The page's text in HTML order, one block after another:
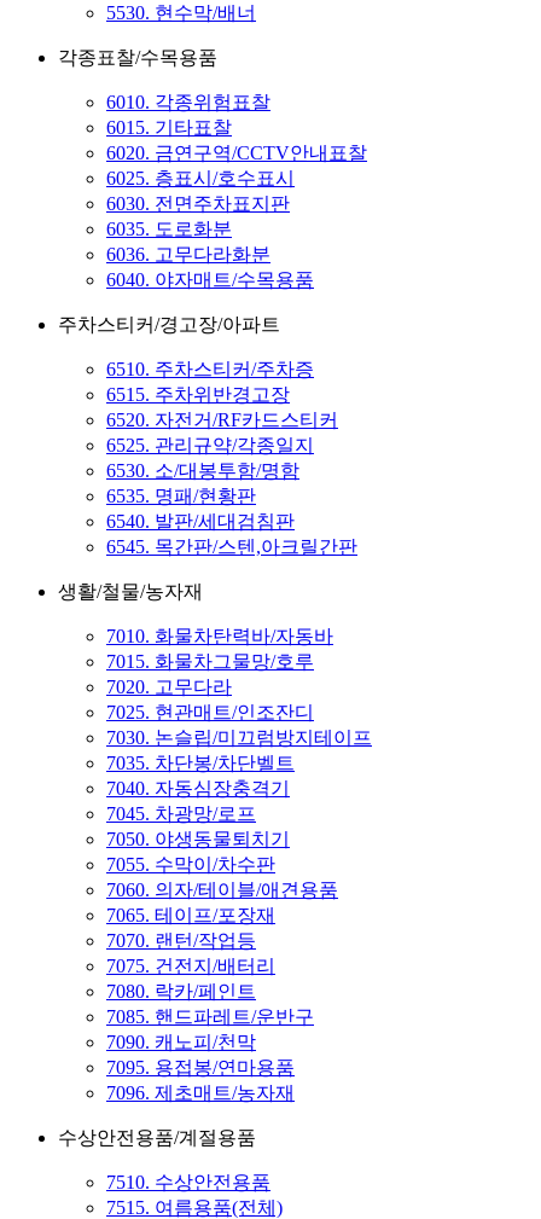
5530. 현수막/배너
각종표찰/수목용품
6010. 각종위험표찰
6015. 기타표찰
6020. 금연구역/CCTV안내표찰
6025. 층표시/호수표시
6030. 전면주차표지판
6035. 도로화분
6036. 고무다라화분
6040. 야자매트/수목용품
주차스티커/경고장/아파트
6510. 주차스티커/주차증
6515. 주차위반경고장
6520. 자전거/RF카드스티커
6525. 관리규약/각종일지
6530. 소/대봉투함/명함
6535. 명패/현황판
6540. 발판/세대검침판
6545. 목간판/스텐,아크릴간판
생활/철물/농자재
7010. 화물차탄력바/자동바
7015. 화물차그물망/호루
7020. 고무다라
7025. 현관매트/인조잔디
7030. 논슬립/미끄럼방지테이프
7035. 차단봉/차단벨트
7040. 자동심장충격기
7045. 차광망/로프
7050. 야생동물퇴치기
7055. 수막이/차수판
7060. 의자/테이블/애견용품
7065. 테이프/포장재
7070. 랜턴/작업등
7075. 건전지/배터리
7080. 락카/페인트
7085. 핸드파레트/운반구
7090. 캐노피/천막
7095. 용접봉/연마용품
7096. 제초매트/농자재
수상안전용품/계절용품
7510. 수상안전용품
7515. 여름용품(전체)